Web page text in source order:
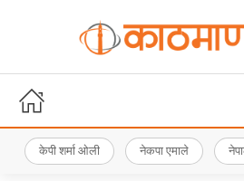
केपी शर्मा ओली नेकपा एमाले